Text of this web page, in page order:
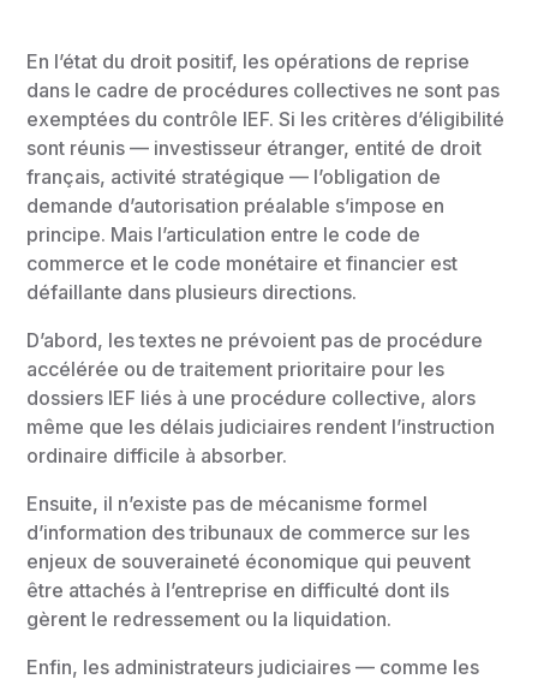
En l’état du droit positif, les opérations de reprise
dans le cadre de procédures collectives ne sont pas
exemptées du contrôle IEF. Si les critères d’éligibilité
sont réunis — investisseur étranger, entité de droit
français, activité stratégique — l’obligation de
demande d’autorisation préalable s’impose en
principe. Mais l’articulation entre le code de
commerce et le code monétaire et financier est
défaillante dans plusieurs directions.
D’abord, les textes ne prévoient pas de procédure
accélérée ou de traitement prioritaire pour les
dossiers IEF liés à une procédure collective, alors
même que les délais judiciaires rendent l’instruction
ordinaire difficile à absorber.
Ensuite, il n’existe pas de mécanisme formel
d’information des tribunaux de commerce sur les
enjeux de souveraineté économique qui peuvent
être attachés à l’entreprise en difficulté dont ils
gèrent le redressement ou la liquidation.
Enfin, les administrateurs judiciaires — comme les